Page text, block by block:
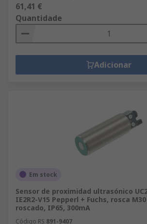
61,41 €
Quantidade
Adicionar
Em stock
Sensor de proximidad ultrasónico
IE2R2-V15 Pepperl + Fuchs, rosca
roscado, IP65, 300mA
Código RS 891-9407